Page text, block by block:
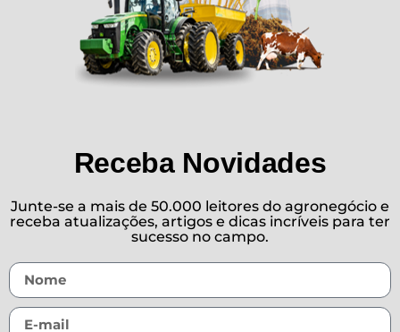
Receba Novidades
Junte-se a mais de 50.000 leitores do agronegócio e
receba atualizações, artigos e dicas incríveis para ter
sucesso no campo.